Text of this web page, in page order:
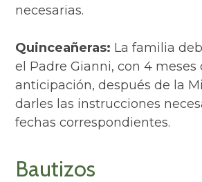
necesarias.
Quinceañeras: La familia
el Padre Gianni, con 4 meses
anticipación, después de la
darles las instrucciones
fechas correspondientes.
Bautizos